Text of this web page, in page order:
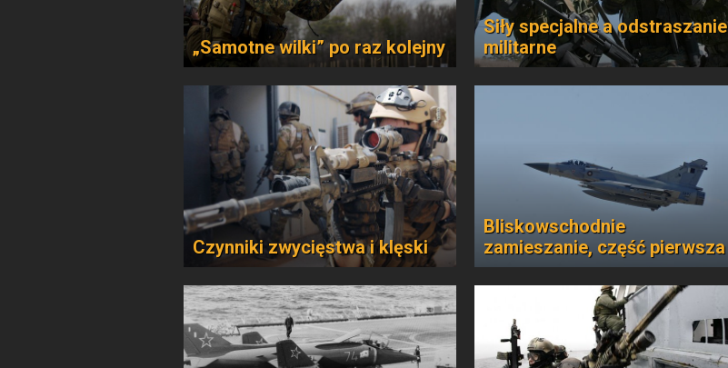
„Samotne wilki” po raz kolejny
Siły specjalne a odstraszanie
militarne
Czynniki zwycięstwa i klęski
Bliskowschodnie
zamieszanie, część pierwsza